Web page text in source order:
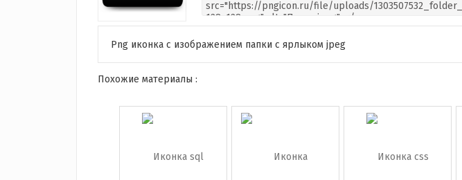
Png иконка с изображением папки с ярлыком jpeg
Похожие материалы :